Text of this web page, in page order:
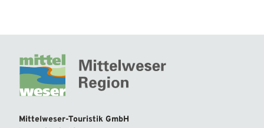
Mittelweser-Touristik GmbH